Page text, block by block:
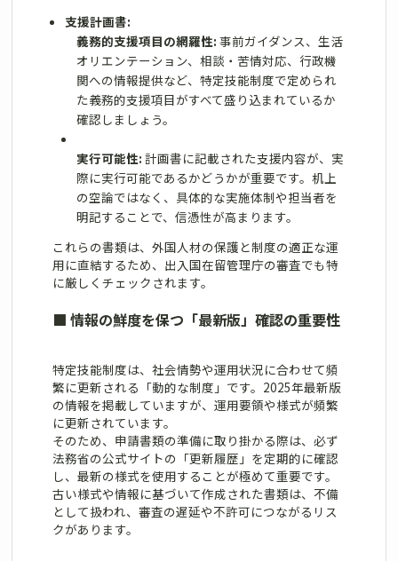
支援計画書:
義務的支援項目の網羅性:事前ガイダンス、生活
オリエンテーション、相談・苦情対応、行政機
関への情報提供など、特定技能制度で定められ
た義務的支援項目がすべて盛り込まれているか
確認しましょう。
実行可能性:計画書に記載された支援内容が、実
際に実行可能であるかどうかが重要です。机上
の空論ではなく、具体的な実施体制や担当者を
明記することで、信憑性が高まります。
これらの書類は、外国人材の保護と制度の適正な運
用に直結するため、出入国在留管理庁の審査でも特
に厳しくチェックされます。
■ 情報の鮮度を保つ「最新版」確認の重要性
特定技能制度は、社会情勢や運用状況に合わせて頻
繁に更新される「動的な制度」です。2025年最新版
の情報を掲載していますが、運用要領や様式が頻繁
に更新されています。
そのため、申請書類の準備に取り掛かる際は、必ず
法務省の公式サイトの「更新履歴」を定期的に確認
し、最新の様式を使用することが極めて重要です。
古い様式や情報に基づいて作成された書類は、不備
として扱われ、審査の遅延や不許可につながるリス
クがあります。